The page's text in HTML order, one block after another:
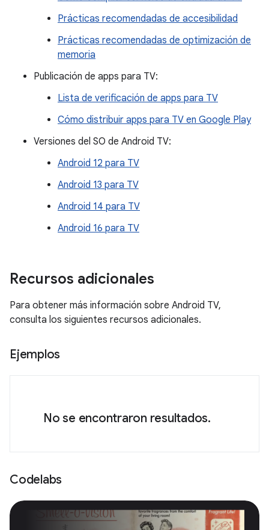
Prácticas recomendadas de accesibilidad
Prácticas recomendadas de optimización de
memoria
Publicación de apps para TV:
Lista de verificación de apps para TV
Cómo distribuir apps para TV en Google Play
Versiones del SO de Android TV:
Android 12 para TV
Android 13 para TV
Android 14 para TV
Android 16 para TV
Recursos adicionales
Para obtener más información sobre Android TV,
consulta los siguientes recursos adicionales.
Ejemplos
No se encontraron resultados.
Codelabs